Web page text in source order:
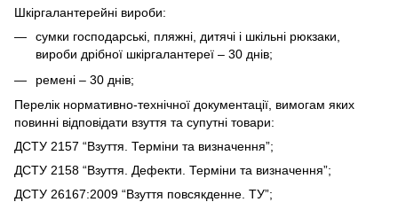
Шкіргалантерейні вироби:
сумки господарські, пляжні, дитячі і шкільні рюкзаки,
вироби дрібної шкіргалантереї – 30 днів;
ремені – 30 днів;
Перелік нормативно-технічної документації, вимогам яких
повинні відповідати взуття та супутні товари:
ДСТУ 2157 “Взуття. Терміни та визначення”;
ДСТУ 2158 “Взуття. Дефекти. Терміни та визначення”;
ДСТУ 26167:2009 “Взуття повсякденне. ТУ”;